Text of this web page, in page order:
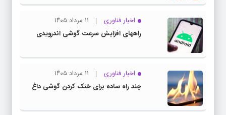
اخبار فناوری
۱۱ مرداد ۱۴۰۵
راههای افزایش سرعت گوشی اندرویدی
اخبار فناوری
۱۱ مرداد ۱۴۰۵
چند راه‌ ساده برای خنک کردن گوشی داغ